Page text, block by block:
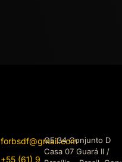
forbsdf@gmail.com
+55 (61) 9
QE 34 Conjunto D
Casa 07 Guará II /